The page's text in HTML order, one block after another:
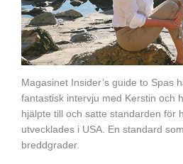
Magasinet Insider’s guide to Spas
fantastisk intervju med Kerstin och
hjälpte till och satte standarden för
utvecklades i USA. En standard
breddgrader.